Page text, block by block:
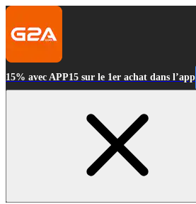
15% avec APP15 sur le 1er achat dans l’app